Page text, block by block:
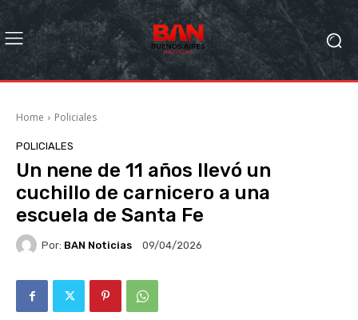
Home Policiales
POLICIALES
Un nene de 11 años llevó un
cuchillo de carnicero a una
escuela de Santa Fe
Por: BAN Noticias 09/04/2026